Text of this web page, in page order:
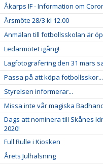
Åkarps IF - Information om
Årsmöte 28/3 kl 12.00
Anmälan till fotbollsskolan är
Ledarmötet igång!
Lagfotografering den 31 mars
Passa på att köpa fotbollsskor...
Styrelsen informerar...
Missa inte vår magiska
Dags att nominera till Skånes
2020!
Full Rulle i Kiosken
Årets Julhälsning